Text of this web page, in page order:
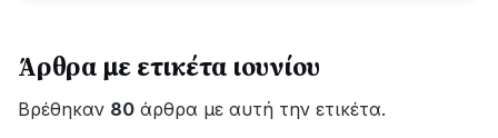
εξέλιξη
οι
εργασίες
Άρθρα με ετικέτα ιουνίου
Βρέθηκαν 80 άρθρα με αυτή την ετικέτα.